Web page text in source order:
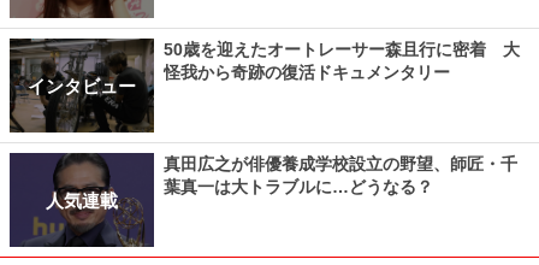
インタビュー
50歳を迎えたオートレーサー森且行に密着 大
怪我から奇跡の復活ドキュメンタリー
人気連載
真田広之が俳優養成学校設立の野望、師匠・千
葉真一は大トラブルに…どうなる？